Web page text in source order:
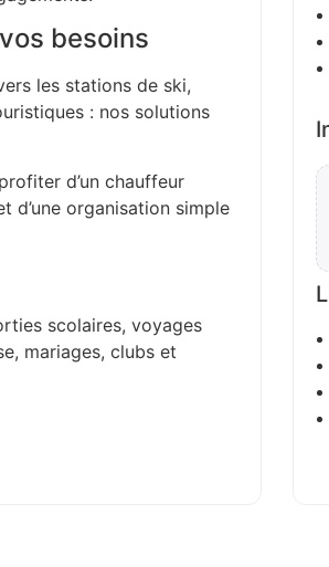
besoins
les stations de ski,
: nos solutions
d’un chauffeur
d’une organisation simple
scolaires, voyages
mariages, clubs et